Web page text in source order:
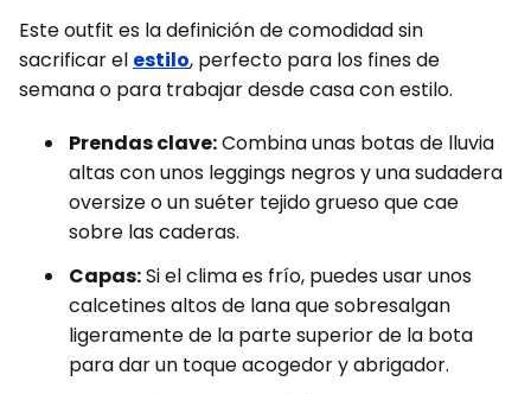
Este outfit es la definición de comodidad sin
sacrificar el estilo, perfecto para los fines de
semana o para trabajar desde casa con estilo.
Prendas clave:Combina unas botas de lluvia
altas con unos leggings negros y una sudadera
oversize o un suéter tejido grueso que cae
sobre las caderas.
Capas:Si el clima es frío, puedes usar unos
calcetines altos de lana que sobresalgan
ligeramente de la parte superior de la bota
para dar un toque acogedor y abrigador.